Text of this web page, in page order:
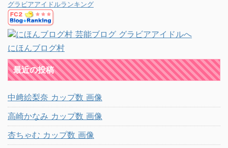
グラビアアイドルランキング
にほんブログ村
最近の投稿
中﨑絵梨奈 カップ数 画像
高崎かなみ カップ数 画像
杏ちゃむ カップ数 画像